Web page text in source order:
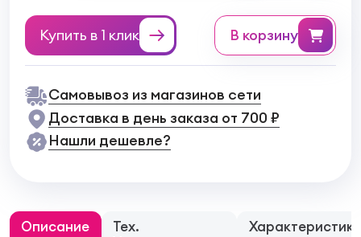
Купить в 1 клик в корзину
Самовывоз из магазинов сети
Доставка в день заказа от 700 ₽
Нашли дешевле?
Описание
Тех.
Характеристики